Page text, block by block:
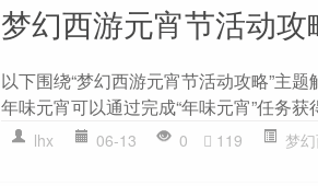
梦幻西游元宵节活动攻
以下围绕“梦幻西游元宵节活动攻略”主
年味元宵可以通过完成“年味元宵”任务获
lhx 06-13 0 119 梦